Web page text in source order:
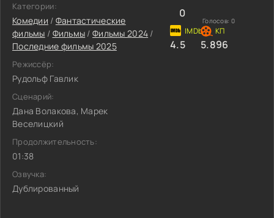
Категории:
Комедии / Фантастические
фильмы / Фильмы /Фильмы 2024 /
Последние фильмы 2025
Режиссёр:
Рудольф Гавлик
Сценарий:
Дана Волакова, Марек
Веселицкий
Продолжительность:
01:38
Озвучка:
Дублированный
0
Голосов: 0
4.5 5.896